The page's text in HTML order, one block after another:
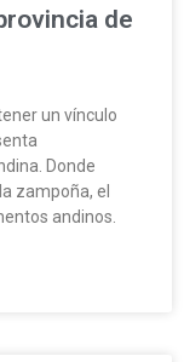
de
un vínculo
Donde
zampoña, el
andinos.